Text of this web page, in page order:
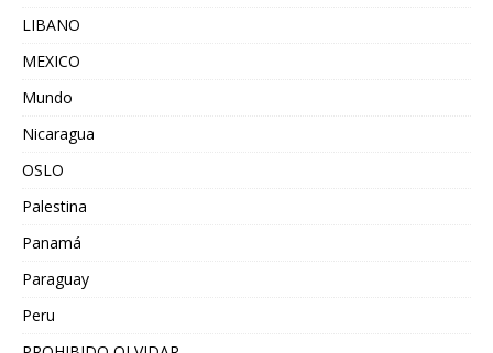
LIBANO
MEXICO
Mundo
Nicaragua
OSLO
Palestina
Panamá
Paraguay
Peru